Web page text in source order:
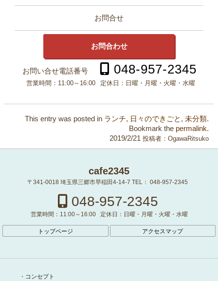
お問合せ
お問合わせ
お問い合せ電話番号 048-957-2345
営業時間： 11:00～16:00 定休日： 日曜・月曜・火曜・水曜
This entry was posted in ランチ, 日々のできごと ,未分類.
Bookmark the permalink.
2019/2/21 投稿者：OgawaRitsuko
cafe2345
〒341-0018 埼玉県三郷市早稲田4-14-7 TEL： 048-957-2345
048-957-2345
営業時間： 11:00～16:00 定休日： 日曜・月曜・火曜・水曜
トップページ アクセスマップ
コンセプト